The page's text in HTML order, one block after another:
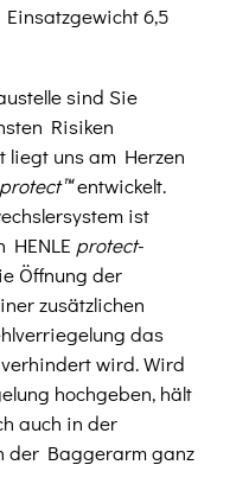
6,5
sind Sie
Risiken
liegt uns am Herzen
protect™entwickelt.
ist
protect-
Öffnung der
zusätzlichen
das
wird. Wird
hochgeben, hält
auch in der
der Baggerarm ganz